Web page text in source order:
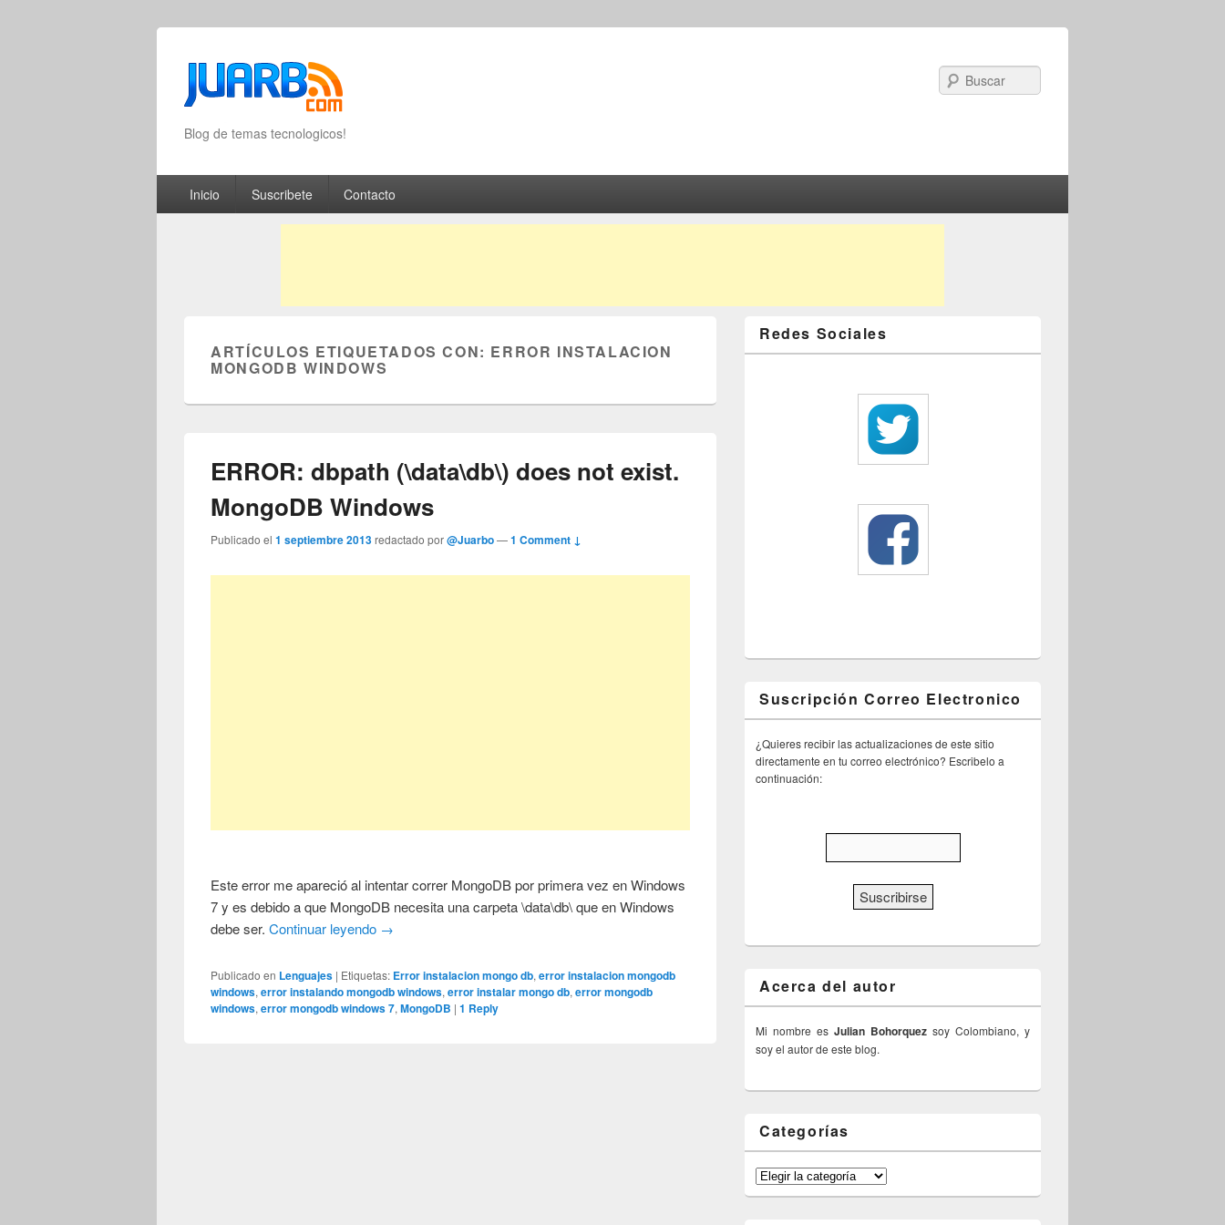
Blog de temas tecnologicos!
Primary menu
Skip to primary content
Skip to secondary content
Inicio Suscribete Contacto
ARTÍCULOS ETIQUETADOS CON: ERROR INSTALACION
MONGODB WINDOWS
ERROR: dbpath (\data\db\) does not exist.
MongoDB Windows
Publicado el1 septiembre 2013redactado por@Juarbo—1 Comment ↓
Este error me apareció al intentar correr MongoDB por primera vez en Windows
7 y es debido a que MongoDB necesita una carpeta \data\db\ que en Windows
debe ser.Continuar leyendo →
Publicado en Lenguajes | Etiquetas: Error instalacion mongo db,error instalacion mongodb
windows,error instalando mongodb windows,error instalar mongo db,error mongodb
windows,error mongodb windows 7,MongoDB |1 Reply
Redes Sociales
Suscripción Correo Electronico
¿Quieres recibir las actualizaciones de este sitio
directamente en tu correo electrónico? Escribelo a
continuación:
Acerca del autor
Mi nombre es Julian Bohorquez soy Colombiano, y
soy el autor de este blog.
Categorías
Categorías